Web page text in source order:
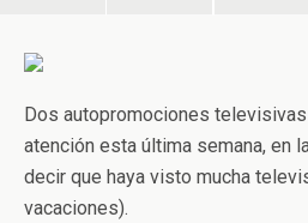
Dos autopromociones
atención esta última semana, en
decir que haya visto mucha
vacaciones).